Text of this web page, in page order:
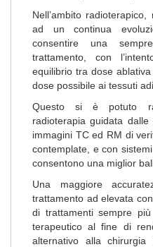
Nell’ambito
ad un continua
consentire una
trattamento, con
equilibrio tra dose
dose possibile ai tessuti
Questo si è potuto
radioterapia guidata dalle
immagini TC ed RM di
contemplate, e con
consentono una miglior
Una maggiore
trattamento ad elevata
di trattamenti sempre
terapeutico al fine di
alternativo alla